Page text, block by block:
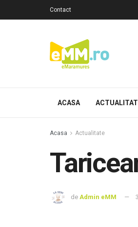
Contact
ACASA
Acasa Actualitate
de Admin eMM